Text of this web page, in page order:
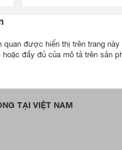
quan được hiển thị trên trang
hoặc đầy đủ của mô tả trên
TẠI VIỆT NAM